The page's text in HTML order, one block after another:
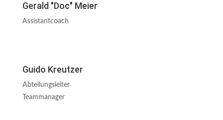
Gerald "Doc" Meier
Assistantcoach
Guido Kreutzer
Abteilungsleiter
Teammanager